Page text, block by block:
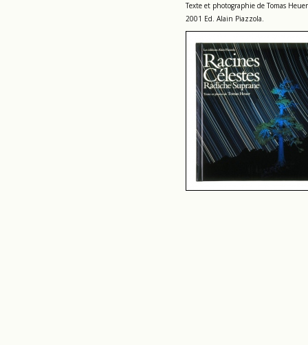
Texte et photographie de Tomas
2001 Ed. Alain Piazzola.